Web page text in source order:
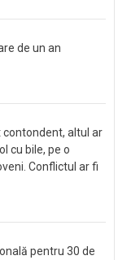
de un an
contondent, altul ar
cu bile, pe o
Conflictul ar fi
pentru 30 de